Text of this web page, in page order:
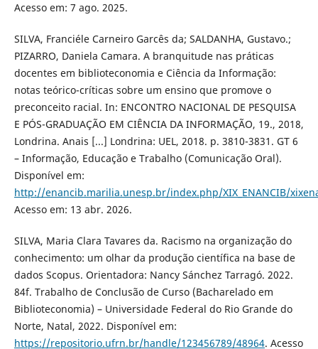
Acesso em: 7 ago. 2025.
SILVA, Franciéle Carneiro Garcês da; SALDANHA, Gustavo.;
PIZARRO, Daniela Camara. A branquitude nas práticas
docentes em biblioteconomia e Ciência da Informação:
notas teórico-críticas sobre um ensino que promove o
preconceito racial. In: ENCONTRO NACIONAL DE PESQUISA
E PÓS-GRADUAÇÃO EM CIÊNCIA DA INFORMAÇÃO, 19., 2018,
Londrina. Anais [...] Londrina: UEL, 2018. p. 3810-3831. GT 6
– Informação, Educação e Trabalho (Comunicação Oral).
Disponível em:
http://enancib.marilia.unesp.br/index.php/XIX_ENANCIB/
Acesso em: 13 abr. 2026.
SILVA, Maria Clara Tavares da. Racismo na organização do
conhecimento: um olhar da produção científica na base de
dados Scopus. Orientadora: Nancy Sánchez Tarragó. 2022.
84f. Trabalho de Conclusão de Curso (Bacharelado em
Biblioteconomia) – Universidade Federal do Rio Grande do
Norte, Natal, 2022. Disponível em:
https://repositorio.ufrn.br/handle/123456789/48964. Acesso